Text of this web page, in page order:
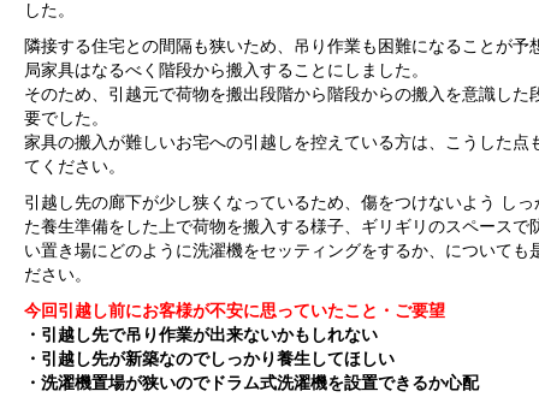
した。
隣接する住宅との間隔も狭いため、吊り作業も困難になることが予
局家具はなるべく階段から搬入することにしました。
そのため、引越元で荷物を搬出段階から階段からの搬入を意識した
要でした。
家具の搬入が難しいお宅への引越しを控えている方は、こうした点
てください。
引越し先の廊下が少し狭くなっているため、傷をつけないよう しっ
た養生準備をした上で荷物を搬入する様子、ギリギリのスペースで
い置き場にどのように洗濯機をセッティングをするか、についても
ださい。
今回引越し前にお客様が不安に思っていたこと・ご要望
・引越し先で吊り作業が出来ないかもしれない
・引越し先が新築なのでしっかり養生してほしい
・洗濯機置場が狭いのでドラム式洗濯機を設置できるか心配